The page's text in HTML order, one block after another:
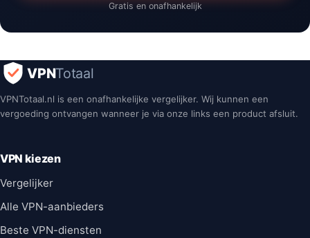
Gratis en onafhankelijk
VPNTotaal
VPNTotaal.nl is een onafhankelijke vergelijker. Wij kunnen een
vergoeding ontvangen wanneer je via onze links een product afsluit.
VPN kiezen
Vergelijker
Alle VPN-aanbieders
Beste VPN-diensten